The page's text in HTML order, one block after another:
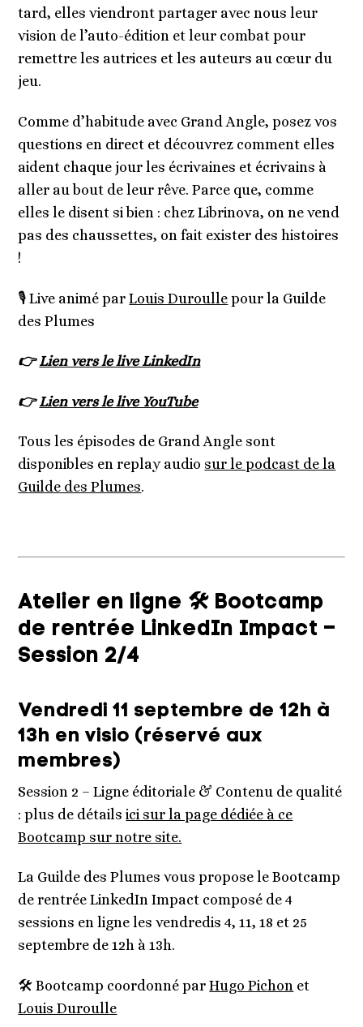
tard, elles viendront partager avec nous leur
vision de l’auto-édition et leur combat pour
remettre les autrices et les auteurs au cœur du
jeu.
Comme d’habitude avec Grand Angle, posez vos
questions en direct et découvrez comment elles
aident chaque jour les écrivaines et écrivains à
aller au bout de leur rêve. Parce que, comme
elles le disent si bien : chez Librinova, on ne vend
pas des chaussettes, on fait exister des histoires
!
🎙️ Live animé parLouis Duroulle pour la Guilde
des Plumes
👉Lien vers le live LinkedIn
👉Lien vers le live YouTube
Tous les épisodes de Grand Angle sont
disponibles en replay audio sur le podcast de la
Guilde des Plumes.
Atelier en ligne 🛠 Bootcamp
de rentrée LinkedIn Impact –
Session 2/4
Vendredi 11 septembre de 12h à
13h en visio (réservé aux
membres)
Session 2 – Ligne éditoriale & Contenu de qualité
: plus de détailsici sur la page dédiée à ce
Bootcamp sur notre site.
La Guilde des Plumes vous propose le Bootcamp
de rentrée LinkedIn Impact composé de 4
sessions en ligne les vendredis 4, 11, 18 et 25
septembre de 12h à 13h.
🛠️ Bootcamp coordonné parHugo Pichon et
Louis Duroulle